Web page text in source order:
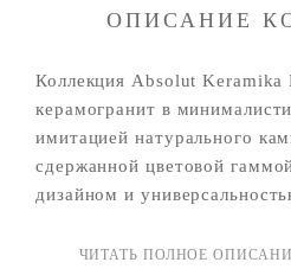
ОПИСАНИЕ
Коллекция Absolut Keramika
керамогранит в
имитацией натурального
сдержанной цветовой
дизайном и
экстерьеров, где важны